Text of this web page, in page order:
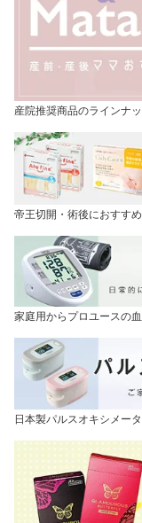
産院推奨商品のラインナ
帝王切開・術後におすす
家庭用からプロユースの
日本製パルスオキシメー